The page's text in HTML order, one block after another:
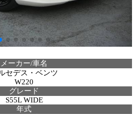
メーカー/車名
セデス・ベンツ
W220
グレード
S55L WIDE
年式